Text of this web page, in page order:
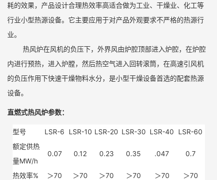
耗的效果，产品设计合理热效率高适合做为工业、干燥业、化工等
行业小型热源设备。它主要应用于对产品外观要求不严格的热源行
业。
热风炉在风机的负压下，外界风由炉腔顶部进入炉腔，在炉腔
内进行预热，进入炉膛，然后热空气进入回转滚筒，在高速引风机
的负压作用下快速干燥物料水分，是小型干燥设备首选的配套热源
设备。
直燃式热风炉参数：
型号 LSR-6 LSR-10 LSR-20 LSR-30 LSR-40
LSR-60
额定供热
量MW/h
0.07 0.12 0.23 0.35 .047 0.7
热效率% ＞70 ＞70 ＞70 ＞70 ＞70
＞70